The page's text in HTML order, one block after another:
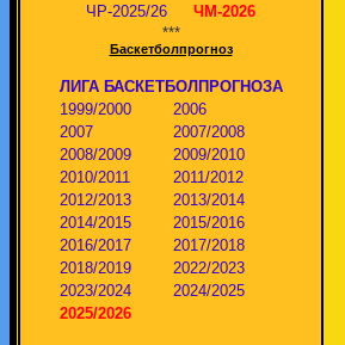
ЧР-2025/26
ЧМ-2026
***
Баскетболпрогноз
ЛИГА БАСКЕТБОЛПРОГНОЗА
1999/2000
2006
2007
2007/2008
2008/2009
2009/2010
2010/2011
2011/2012
2012/2013
2013/2014
2014/2015
2015/2016
2016/2017
2017/2018
2018/2019
2022/2023
2023/2024
2024/2025
2025/2026